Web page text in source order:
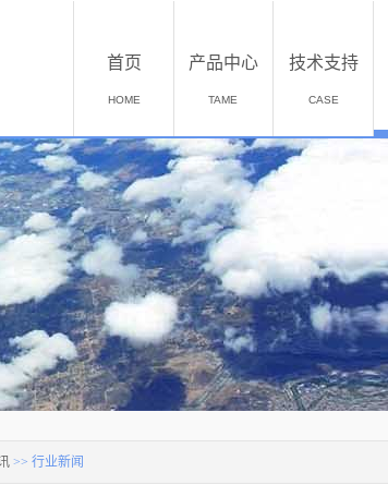
首页
HOME
产品中心
TAME
技术支持
CASE
>> 行业新闻